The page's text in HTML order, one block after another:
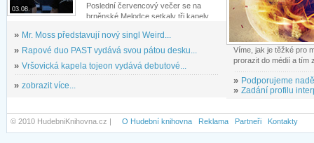
03.08.
Poslední červencový večer se na
brněnské Melodce setkaly tři kapely...
» Mr. Moss představují nový singl Weird...
» Rapové duo PAST vydává svou pátou desku...
» Vršovická kapela tojeon vydává debutové...
» zobrazit více...
Víme, jak je těžké pro
prorazit do médií a tím
» Podporujeme
» Zadání profilu
© 2010 HudebniKnihovna.cz | O Hudební knihovna Reklama Partneři Kontakty